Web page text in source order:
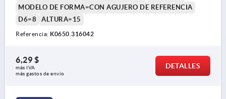
MODELO DE FORMA=CON AGUJERO DE REFERENCIA
D6=8
ALTURA=15
Referencia: K0650.316042
6,29 $
más IVA
más gastos de envío
DETALLES